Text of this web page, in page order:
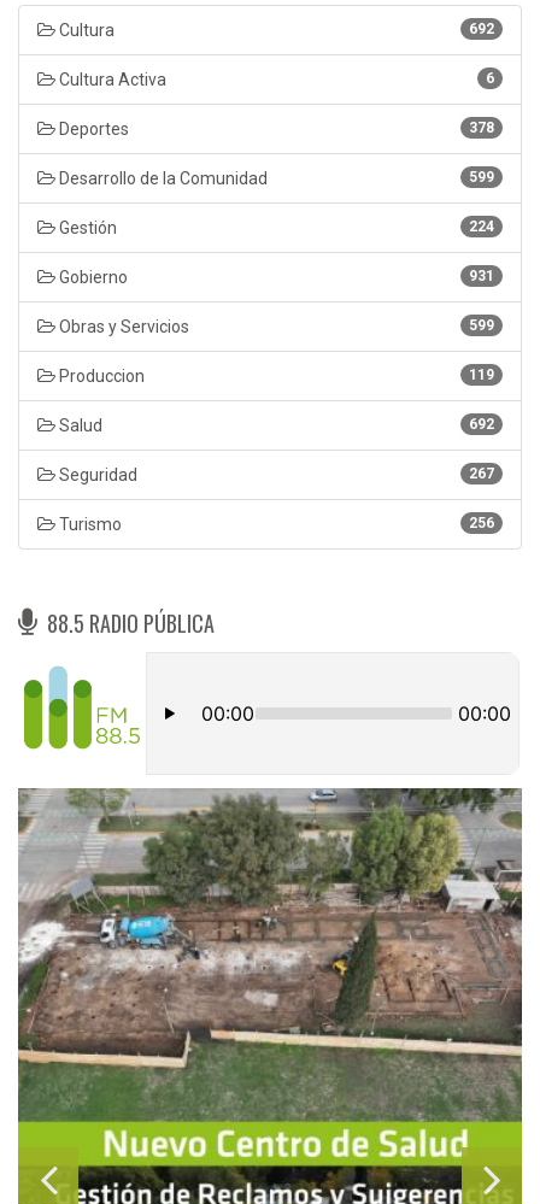
692
Cultura
6
Cultura Activa
378
Deportes
599
Desarrollo de la Comunidad
224
Gestión
931
Gobierno
599
Obras y Servicios
119
Produccion
692
Salud
267
Seguridad
256
Turismo
88.5 RADIO PÚBLICA